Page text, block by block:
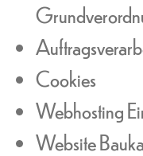
Cookies
Webhosting
Website